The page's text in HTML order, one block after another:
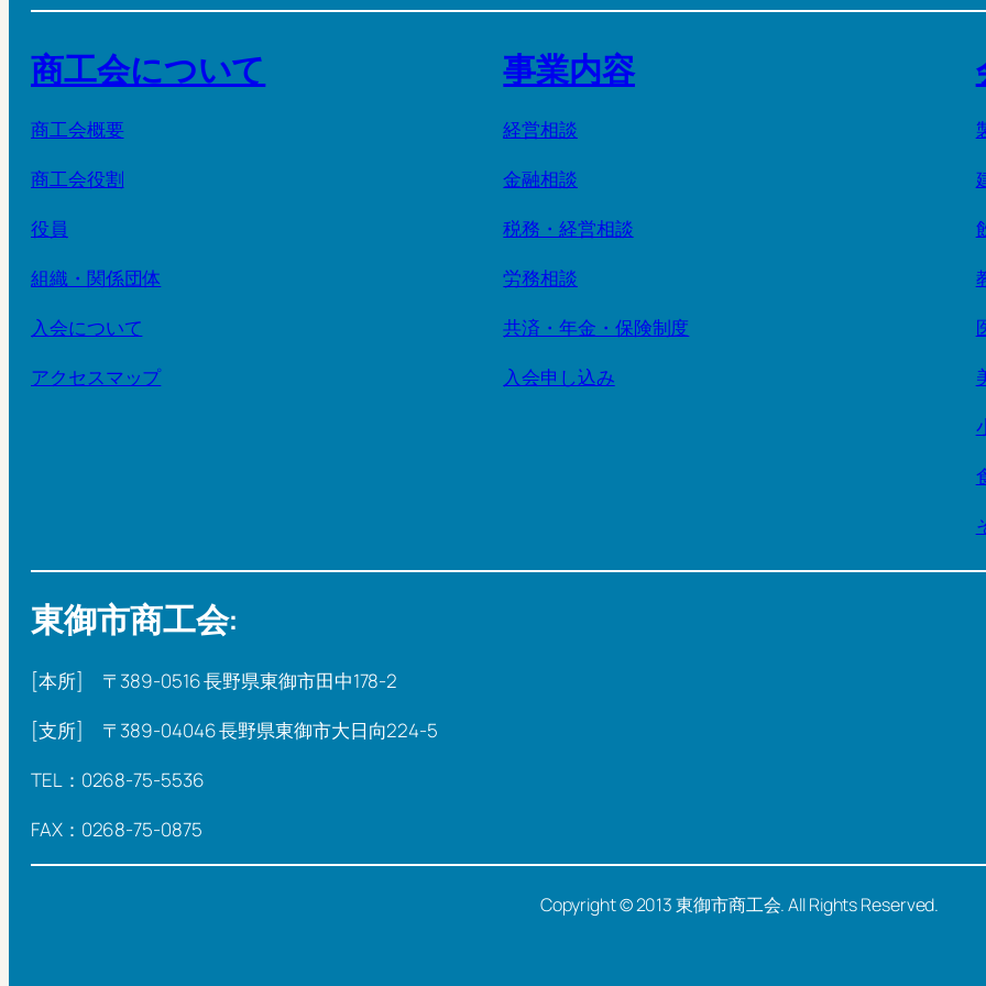
商工会について
商工会概要
商工会役割
役員
組織・関係団体
入会について
アクセスマップ
事業内容
経営相談
金融相談
税務・経営相談
労務相談
共済・年金・保険制度
入会申し込み
東御市商工会:
[本所] 〒389-0516 長野県東御市田中178-2
[支所] 〒389-04046 長野県東御市大日向224-5
TEL：0268-75-5536
FAX：0268-75-0875
Copyright © 2013 東御市商工会. All Rights Reserved.